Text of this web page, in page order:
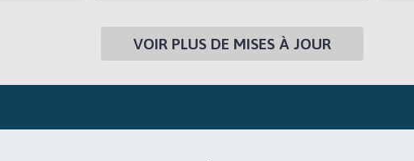
VOIR PLUS DE MISES À JOUR